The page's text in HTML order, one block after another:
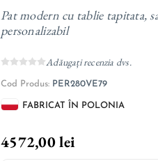
Pat modern cu tablie tapitata,
personalizabil
Adăugați recenzia dvs.
Cod Produs: PER280VE79
FABRICAT ÎN POLONIA
4572,00 lei